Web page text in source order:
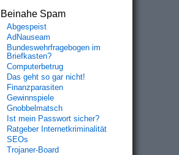
Beinahe Spam
Abgespeist
AdNauseam
Bundeswehrfragebogen im
Briefkasten?
Computerbetrug
Das geht so gar nicht!
Finanzparasiten
Gewinnspiele
Gnobbelmatsch
Ist mein Passwort sicher?
Ratgeber Internetkriminalität
SEOs
Trojaner-Board